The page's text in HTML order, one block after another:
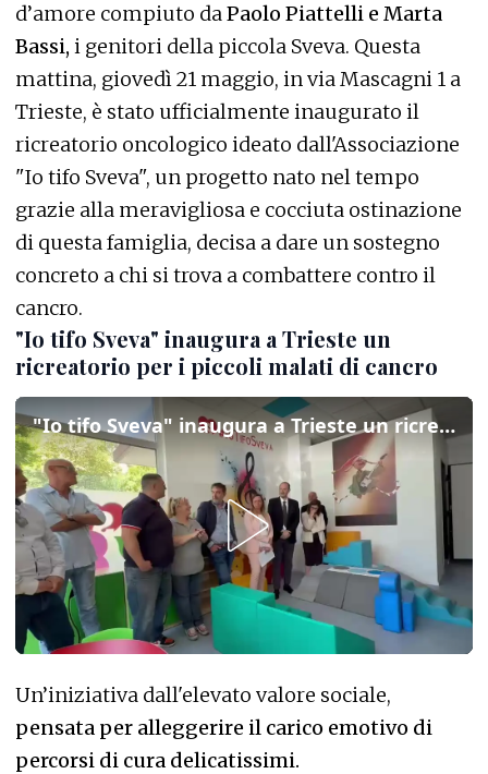
d’amore compiuto daPaolo Piattelli e Marta
Bassi, i genitori della piccola Sveva. Questa
mattina, giovedì 21 maggio, in via Mascagni 1 a
Trieste, è stato ufficialmente inaugurato il
ricreatorio oncologico ideato dall'Associazione
"Io tifo Sveva", un progetto nato nel tempo
grazie alla meravigliosa e cocciuta ostinazione
di questa famiglia, decisa a dare un sostegno
concreto a chi si trova a combattere contro il
cancro.
"Io tifo Sveva" inaugura a Trieste un
ricreatorio per i piccoli malati di cancro
"Io tifo Sveva" inaugura a Trieste un ricreatorio per i piccoli malati di cancro
Un’iniziativa dall'elevato valore sociale,
pensata per alleggerire il carico emotivo di
percorsi di cura delicatissimi.